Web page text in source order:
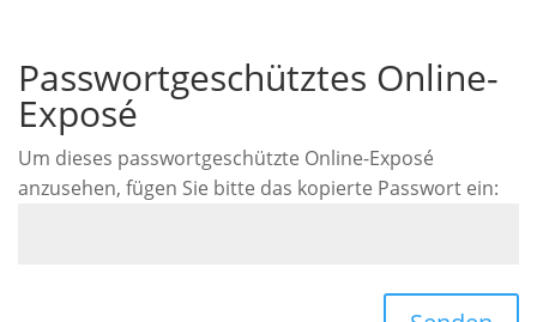
Passwortgeschütztes Online-
Exposé
Um dieses passwortgeschützte Online-Exposé
anzusehen, fügen Sie bitte das kopierte Passwort ein: